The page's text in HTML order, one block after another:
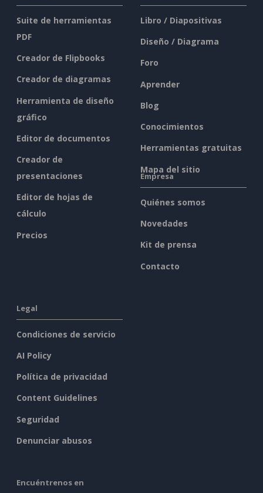
Suite de herramientas
PDF
Creador de Flipbooks
Creador de diagramas
Herramienta de diseño
gráfico
Editor de documentos
Creador de
presentaciones
Editor de hojas de
cálculo
Precios
Libro / Diapositivas
Diseño / Diagrama
Foro
Aprender
Blog
Conocimientos
Herramientas gratuitas
Mapa del sitio
Empresa
Quiénes somos
Novedades
Kit de prensa
Contacto
Legal
Condiciones de servicio
AI Policy
Política de privacidad
Content Guidelines
Seguridad
Denunciar abusos
Encuéntrenos en